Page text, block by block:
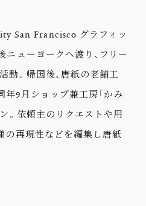
San Francisco グラフィッ
ニューヨークへ渡り、フリー
動。帰国後、唐紙の老舗工
年9月ショップ兼工房「かみ
。依頼主のリクエストや用
の再現性などを編集し唐紙